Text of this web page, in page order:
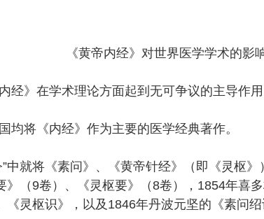
《黄帝内经》对世界医学学术的影
经》在学术理论方面起到无可争议的主导作
均将《内经》作为主要的医学经典著作。
中就将《素问》、《黄帝针经》（即《灵枢
》（9卷）、《灵枢要》（8卷），1854年喜
灵枢识》，以及1846年丹波元坚的《素问绍